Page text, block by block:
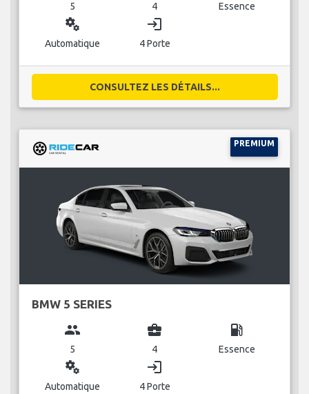
5 4 Essence
miscellaneous_services
Automatique
login
4 Porte
CONSULTEZ LES DÉTAILS...
PREMIUM
BMW 5 SERIES
group
5
business_center
4
local_gas_station
Essence
miscellaneous_services
Automatique
login
4 Porte